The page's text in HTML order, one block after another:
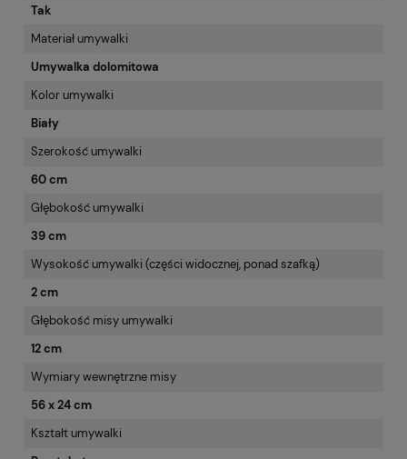
Tak
Materiał umywalki
Umywalka dolomitowa
Kolor umywalki
Biały
Szerokość umywalki
60 cm
Głębokość umywalki
39 cm
Wysokość umywalki (części widocznej, ponad szafką)
2 cm
Głębokość misy umywalki
12 cm
Wymiary wewnętrzne misy
56 x 24 cm
Kształt umywalki